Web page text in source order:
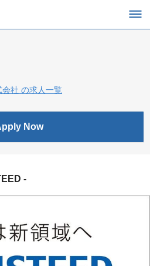
会社 の求人一覧
Now
-